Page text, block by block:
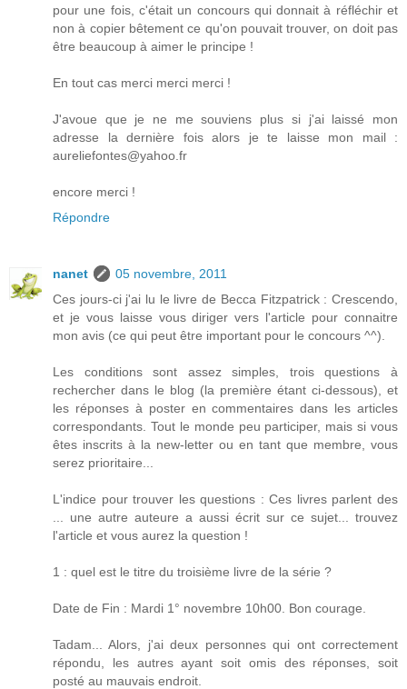
pour une fois, c'était un concours qui donnait à réfléchir et
non à copier bêtement ce qu'on pouvait trouver, on doit pas
être beaucoup à aimer le principe !
En tout cas merci merci merci !
J'avoue que je ne me souviens plus si j'ai laissé mon
adresse la dernière fois alors je te laisse mon mail :
aureliefontes@yahoo.fr
encore merci !
Répondre
nanet
05 novembre, 2011
Ces jours-ci j'ai lu le livre de Becca Fitzpatrick : Crescendo,
et je vous laisse vous diriger vers l'article pour connaitre
mon avis (ce qui peut être important pour le concours ^^).
Les conditions sont assez simples, trois questions à
rechercher dans le blog (la première étant ci-dessous), et
les réponses à poster en commentaires dans les articles
correspondants. Tout le monde peu participer, mais si vous
êtes inscrits à la new-letter ou en tant que membre, vous
serez prioritaire...
L'indice pour trouver les questions : Ces livres parlent des
... une autre auteure a aussi écrit sur ce sujet... trouvez
l'article et vous aurez la question !
1 : quel est le titre du troisième livre de la série ?
Date de Fin : Mardi 1° novembre 10h00. Bon courage.
Tadam... Alors, j'ai deux personnes qui ont correctement
répondu, les autres ayant soit omis des réponses, soit
posté au mauvais endroit.